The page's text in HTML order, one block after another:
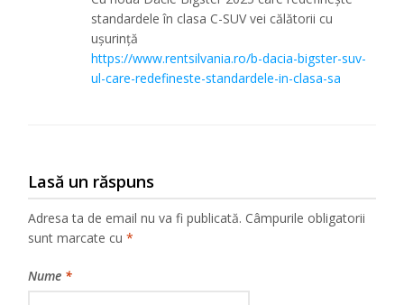
standardele în clasa C-SUV vei călătorii cu
ușurință
https://www.rentsilvania.ro/b-dacia-bigster-suv-
ul-care-redefineste-standardele-in-clasa-sa
Lasă un răspuns
Adresa ta de email nu va fi publicată. Câmpurile obligatorii
sunt marcate cu*
Nume *